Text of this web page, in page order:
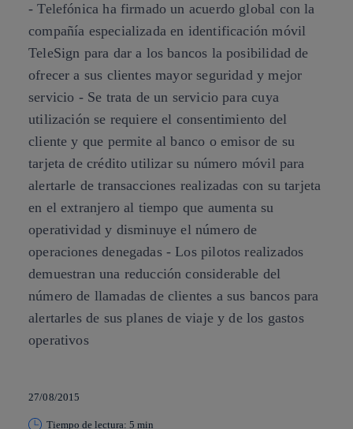
- Telefónica ha firmado un acuerdo global con la
compañía especializada en identificación móvil
TeleSign para dar a los bancos la posibilidad de
ofrecer a sus clientes mayor seguridad y mejor
servicio - Se trata de un servicio para cuya
utilización se requiere el consentimiento del
cliente y que permite al banco o emisor de su
tarjeta de crédito utilizar su número móvil para
alertarle de transacciones realizadas con su tarjeta
en el extranjero al tiempo que aumenta su
operatividad y disminuye el número de
operaciones denegadas - Los pilotos realizados
demuestran una reducción considerable del
número de llamadas de clientes a sus bancos para
alertarles de sus planes de viaje y de los gastos
operativos
27/08/2015
Tiempo de lectura: 5 min